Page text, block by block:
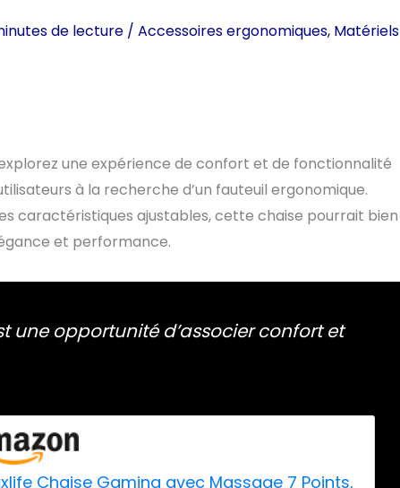
de lecture / Accessoires ergonomiques, Matériels
une expérience de confort et de fonctionnalité
à la recherche d’un fauteuil ergonomique.
caractéristiques ajustables, cette chaise pourrait bien
et performance.
une opportunité d’associer confort et
Chaise Gaming avec Massage 7 Points,